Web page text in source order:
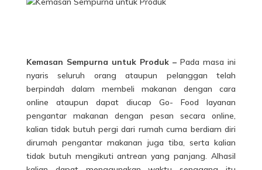
Kemasan Sempurna untuk Produk –Pada masa ini
nyaris seluruh orang ataupun pelanggan telah
berpindah dalam membeli makanan dengan cara
online ataupun dapat diucap Go- Food layanan
pengantar makanan dengan pesan secara online,
kalian tidak butuh pergi dari rumah cuma berdiam diri
dirumah pengantar makanan juga tiba, serta kalian
tidak butuh mengikuti antrean yang panjang. Alhasil